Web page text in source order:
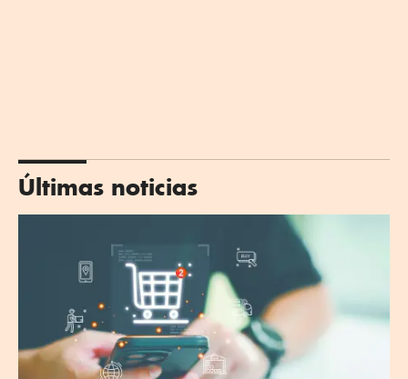
Últimas noticias